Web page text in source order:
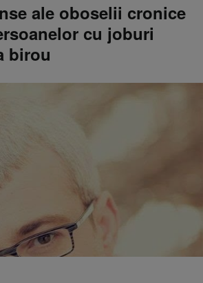
ale oboselii cronice
cu joburi
birou